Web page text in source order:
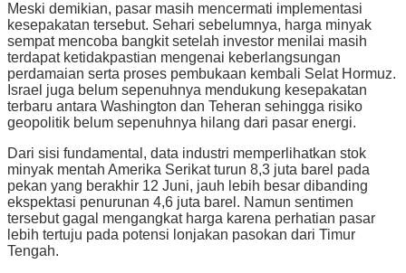
Meski demikian, pasar masih mencermati implementasi
kesepakatan tersebut. Sehari sebelumnya, harga minyak
sempat mencoba bangkit setelah investor menilai masih
terdapat ketidakpastian mengenai keberlangsungan
perdamaian serta proses pembukaan kembali Selat Hormuz.
Israel juga belum sepenuhnya mendukung kesepakatan
terbaru antara Washington dan Teheran sehingga risiko
geopolitik belum sepenuhnya hilang dari pasar energi.
Dari sisi fundamental, data industri memperlihatkan stok
minyak mentah Amerika Serikat turun 8,3 juta barel pada
pekan yang berakhir 12 Juni, jauh lebih besar dibanding
ekspektasi penurunan 4,6 juta barel. Namun sentimen
tersebut gagal mengangkat harga karena perhatian pasar
lebih tertuju pada potensi lonjakan pasokan dari Timur
Tengah.